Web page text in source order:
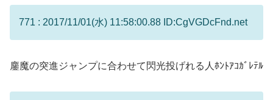
771 : 2017/11/01(水) 11:58:00.88 ID:CgVGDcFnd.net
鏖魔の突進ジャンプに合わせて閃光投げれる人ﾎﾝﾄｱｺｶﾞﾚﾃﾙ